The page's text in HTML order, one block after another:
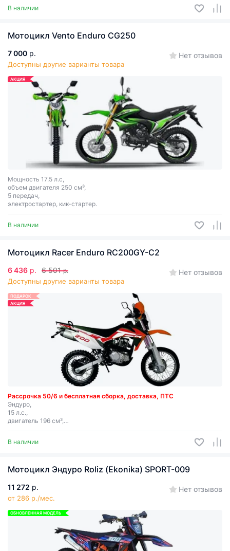
В наличии
Мотоцикл Vento Enduro CG250
7 000 р.
Доступны другие варианты товара
Нет отзывов
АКЦИЯ
Мощность 17.5 л.с,
объем двигателя 250 см³,
5 передач,
электростартер, кик-стартер.
В наличии
Мотоцикл Racer Enduro RC200GY-C2
6 436 р. 6 501 р.
Доступны другие варианты товара
Нет отзывов
ПОДАРОК
АКЦИЯ
Рассрочка 50/6 и бесплатная сборка, доставка, ПТС
Эндуро,
15 л.с.,
двигатель 196 см³,
1-цилиндровый, охлаждение воздушное, скорость 95 км/ч.
В наличии
Мотоцикл Эндуро Roliz (Ekonika) SPORT-009
11 272 р.
от 286 р./мес.
Нет отзывов
ОБНОВЛЕННАЯ МОДЕЛЬ